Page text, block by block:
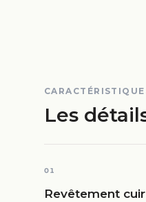
Les
01
Revêtement cuir